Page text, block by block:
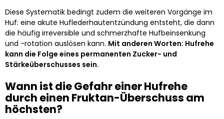
Diese Systematik bedingt zudem die weiteren Vorgänge im
Huf: eine akute Huflederhautentzündung entsteht, die dann
die häufig irreversible und schmerzhafte Hufbeinsenkung
und -rotation auslösen kann. Mit anderen Worten: Hufrehe
kann die Folge eines permanenten Zucker- und
Stärkeüberschusses sein.
Wann ist die Gefahr einer Hufrehe
durch einen Fruktan-Überschuss am
höchsten?